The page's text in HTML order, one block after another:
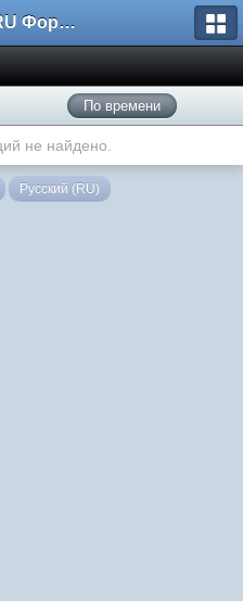
ARMA3.RU Форум
По времени
не найдено.
Русский (RU)